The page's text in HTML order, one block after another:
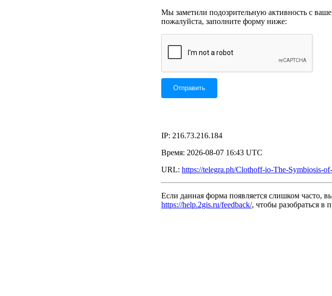
Мы заметили подозрительную активность с
пожалуйста, заполните форму ниже:
IP: 216.73.216.184
Время: 2026-08-07 16:43 UTC
URL: https://telegra.ph/Clothoff-io-The-Symbiosis-
Если данная форма появляется слишком часто,
https://help.2gis.ru/feedback/, чтобы разобраться в